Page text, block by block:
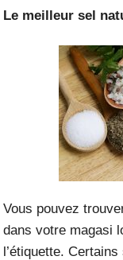
Le meilleur sel
Vous pouvez
dans votre magasi
l’étiquette.